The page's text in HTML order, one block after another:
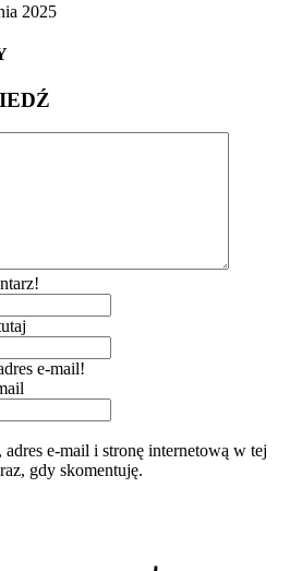
2025
e-mail!
e-mail i stronę internetową w tej
gdy skomentuję.